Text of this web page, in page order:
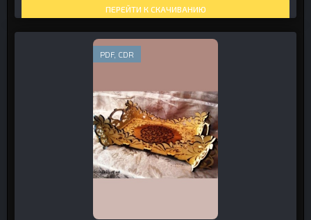
ПЕРЕЙТИ К СКАЧИВАНИЮ
PDF, CDR